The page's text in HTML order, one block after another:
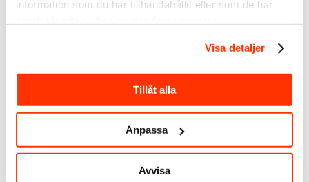
information som du har tillhandahållit eller som de har
Visa detaljer
Tillåt alla
Anpassa
Avvisa
relationer med sina medarbetare utanför kontoret. Baserat på
enstudie som LinkedInpublicerade förra månaden kan det
LinkedIn ser att deras medlemmar är 60% mer
benägna att gilla, kommentera och dela sina
kollegers inlägg jämfört med andra kontakters.
Bygg varumärket med hjälp av
medarbetarna – employee advocacy
Engagera dig mer med vad